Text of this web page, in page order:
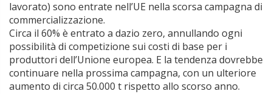
lavorato) sono entrate nell’UE nella scorsa campagna di
commercializzazione.
Circa il 60% è entrato a dazio zero, annullando ogni
possibilità di competizione sui costi di base per i
produttori dell’Unione europea. E la tendenza dovrebbe
continuare nella prossima campagna, con un ulteriore
aumento di circa 50.000 t rispetto allo scorso anno.